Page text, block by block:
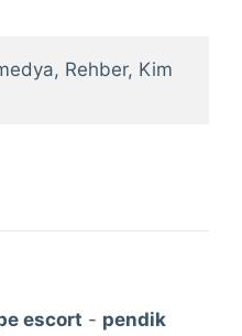
Rehber, Kim
escort - pendik